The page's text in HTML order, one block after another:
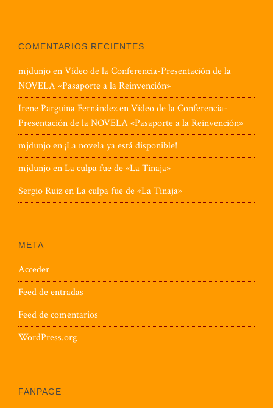
COMENTARIOS RECIENTES
mjdunjoenVídeo de la Conferencia-Presentación de la
NOVELA «Pasaporte a la Reinvención»
Irene Parguiña FernándezenVídeo de la Conferencia-
Presentación de la NOVELA «Pasaporte a la Reinvención»
mjdunjoen¡La novela ya está disponible!
mjdunjoenLa culpa fue de «La Tinaja»
Sergio RuizenLa culpa fue de «La Tinaja»
META
Acceder
Feed de entradas
Feed de comentarios
WordPress.org
FANPAGE